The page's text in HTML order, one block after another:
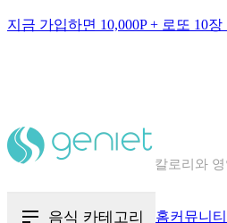
지금 가입하면 10,000P + 로또 10장
음식 · 영
음식 카테고리 홈커뮤니티